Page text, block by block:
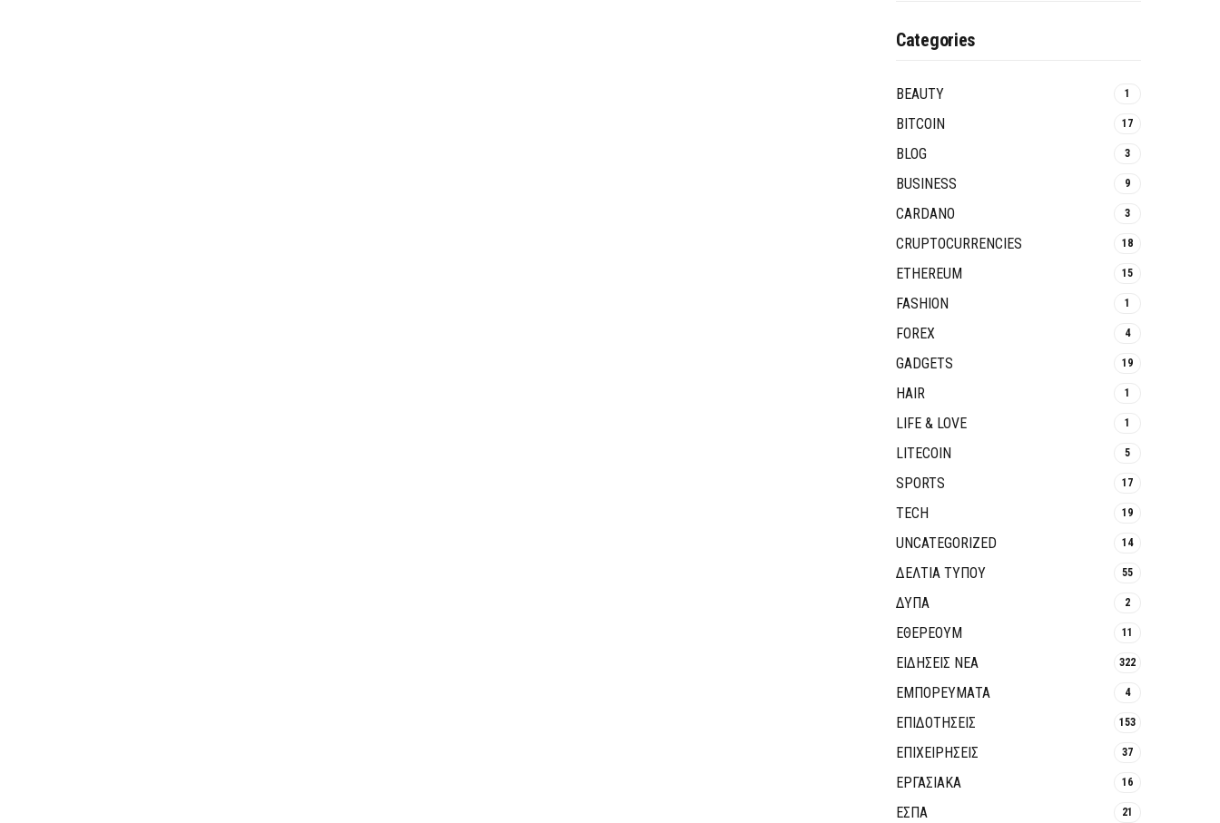
Categories
BEAUTY 1
BITCOIN 17
BLOG 3
BUSINESS 9
CARDANO 3
CRUPTOCURRENCIES 18
ETHEREUM 15
FASHION 1
FOREX 4
GADGETS 19
HAIR 1
LIFE & LOVE 1
LITECOIN 5
SPORTS 17
TECH 19
UNCATEGORIZED 14
ΔΕΛΤΙΑ ΤΥΠΟΥ 55
ΔΥΠΑ 2
ΕΘΈΡΕΟΥΜ 11
ΕΙΔΗΣΕΙΣ ΝΕΑ 322
ΕΜΠΟΡΕΥΜΑΤΑ 4
ΕΠΙΔΟΤΗΣΕΙΣ 153
ΕΠΙΧΕΙΡΗΣΕΙΣ 37
ΕΡΓΑΣΙΑΚΑ 16
ΕΣΠΑ 21